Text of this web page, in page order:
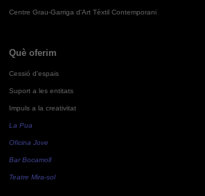
Centre Grau-Garriga d'Art Tèxtil Contemporani
Què oferim
Cessió d'espais
Suport a les entitats
Impuls a la creativitat
La Pua
Oficina Jove
Bar Bocamoll
Teatre Mira-sol